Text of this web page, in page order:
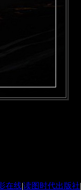
在线|读图时代出版社|